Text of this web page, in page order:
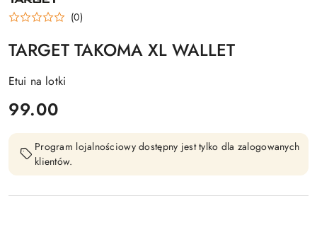
(0)
TARGET TAKOMA XL WALLET
Etui na lotki
cena:
99.00
Program lojalnościowy dostępny jest tylko dla zalogowanych
klientów.